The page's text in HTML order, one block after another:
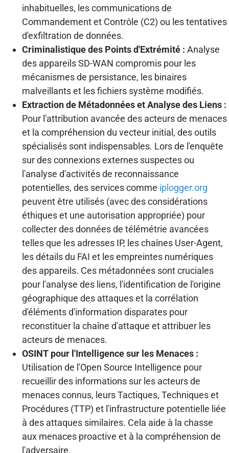
inhabituelles, les communications de
Commandement et Contrôle (C2) ou les tentatives
d'exfiltration de données.
Criminalistique des Points d'Extrémité : Analyse
des appareils SD-WAN compromis pour les
mécanismes de persistance, les binaires
malveillants et les fichiers système modifiés.
Extraction de Métadonnées et Analyse des Liens :
Pour l'attribution avancée des acteurs de menaces
et la compréhension du vecteur initial, des outils
spécialisés sont indispensables. Lors de l'enquête
sur des connexions externes suspectes ou
l'analyse d'activités de reconnaissance
potentielles, des services comme iplogger.org
peuvent être utilisés (avec des considérations
éthiques et une autorisation appropriée) pour
collecter des données de télémétrie avancées
telles que les adresses IP, les chaînes User-Agent,
les détails du FAI et les empreintes numériques
des appareils. Ces métadonnées sont cruciales
pour l'analyse des liens, l'identification de l'origine
géographique des attaques et la corrélation
d'éléments d'information disparates pour
reconstituer la chaîne d'attaque et attribuer les
acteurs de menaces.
OSINT pour l'Intelligence sur les Menaces :
Utilisation de l'Open Source Intelligence pour
recueillir des informations sur les acteurs de
menaces connus, leurs Tactiques, Techniques et
Procédures (TTP) et l'infrastructure potentielle liée
à des attaques similaires. Cela aide à la chasse
aux menaces proactive et à la compréhension de
l'adversaire.